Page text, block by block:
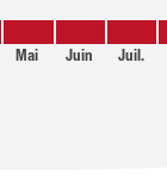
Mai Juin Juil.